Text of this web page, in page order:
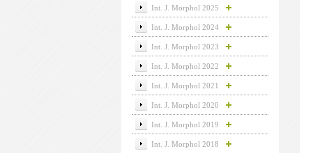
Int. J. Morphol 2025
Int. J. Morphol 2024
Int. J. Morphol 2023
Int. J. Morphol 2022
Int. J. Morphol 2021
Int. J. Morphol 2020
Int. J. Morphol 2019
Int. J. Morphol 2018